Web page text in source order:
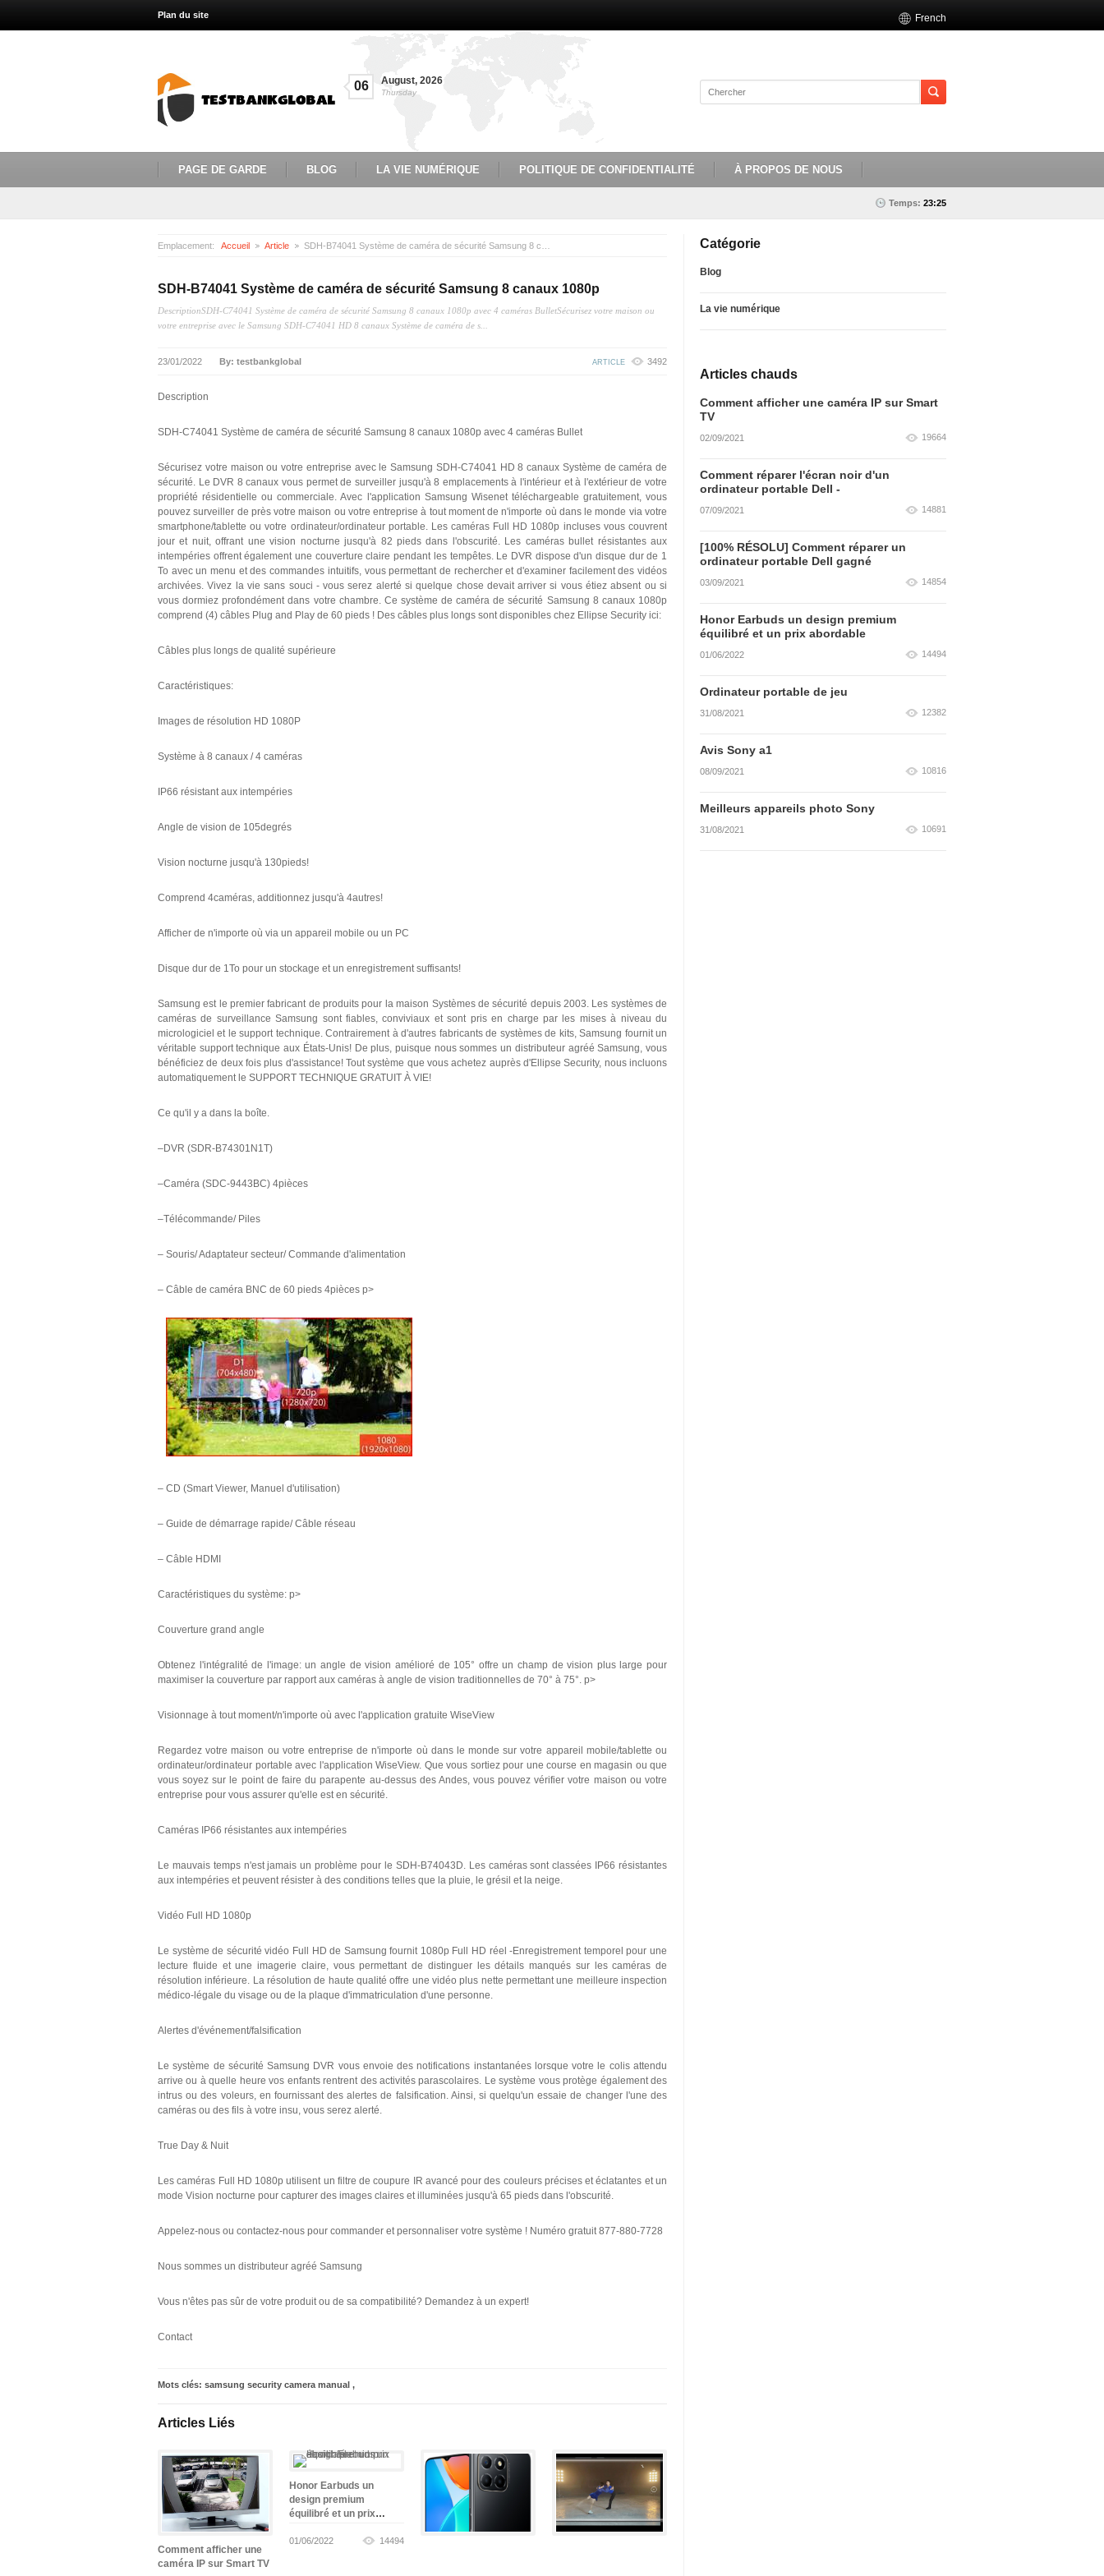
Plan du site French
06 August, 2026
Thursday
PAGE DE GARDE BLOG LA VIE NUMÉRIQUE POLITIQUE DE CONFIDENTIALITÉ À PROPOS DE NOUS
Temps: 23:25
Emplacement: Accueil Article
SDH-B74041 Système de caméra de sécurité Samsung 8 canaux 1080p
DescriptionSDH-C74041 Système de caméra de sécurité Samsung 8 canaux 1080p avec 4 caméras BulletSécurisez votre maison ou
votre entreprise avec le Samsung SDH-C74041 HD 8 canaux Système de caméra de s...
23/01/2022 By: testbankglobal ARTICLE 3492
Description
SDH-C74041 Système de caméra de sécurité Samsung 8 canaux 1080p avec 4 caméras Bullet
Sécurisez votre maison ou votre entreprise avec le Samsung SDH-C74041 HD 8 canaux Système de caméra de
sécurité. Le DVR 8 canaux vous permet de surveiller jusqu'à 8 emplacements à l'intérieur et à l'extérieur de votre
propriété résidentielle ou commerciale. Avec l'application Samsung Wisenet téléchargeable gratuitement, vous
pouvez surveiller de près votre maison ou votre entreprise à tout moment de n'importe où dans le monde via votre
smartphone/tablette ou votre ordinateur/ordinateur portable. Les caméras Full HD 1080p incluses vous couvrent
jour et nuit, offrant une vision nocturne jusqu'à 82 pieds dans l'obscurité. Les caméras bullet résistantes aux
intempéries offrent également une couverture claire pendant les tempêtes. Le DVR dispose d'un disque dur de 1
To avec un menu et des commandes intuitifs, vous permettant de rechercher et d'examiner facilement des vidéos
archivées. Vivez la vie sans souci - vous serez alerté si quelque chose devait arriver si vous étiez absent ou si
vous dormiez profondément dans votre chambre. Ce système de caméra de sécurité Samsung 8 canaux 1080p
comprend (4) câbles Plug and Play de 60 pieds ! Des câbles plus longs sont disponibles chez Ellipse Security ici:
Câbles plus longs de qualité supérieure
Caractéristiques:
Images de résolution HD 1080P
Système à 8 canaux / 4 caméras
IP66 résistant aux intempéries
Angle de vision de 105degrés
Vision nocturne jusqu'à 130pieds!
Comprend 4caméras, additionnez jusqu'à 4autres!
Afficher de n'importe où via un appareil mobile ou un PC
Disque dur de 1To pour un stockage et un enregistrement suffisants!
Samsung est le premier fabricant de produits pour la maison Systèmes de sécurité depuis 2003. Les systèmes de
caméras de surveillance Samsung sont fiables, conviviaux et sont pris en charge par les mises à niveau du
micrologiciel et le support technique. Contrairement à d'autres fabricants de systèmes de kits, Samsung fournit un
véritable support technique aux États-Unis! De plus, puisque nous sommes un distributeur agréé Samsung, vous
bénéficiez de deux fois plus d'assistance! Tout système que vous achetez auprès d'Ellipse Security, nous incluons
automatiquement le SUPPORT TECHNIQUE GRATUIT À VIE!
Ce qu'il y a dans la boîte.
–DVR (SDR-B74301N1T)
–Caméra (SDC-9443BC) 4pièces
–Télécommande/ Piles
– Souris/ Adaptateur secteur/ Commande d'alimentation
– Câble de caméra BNC de 60 pieds 4pièces p>
– CD (Smart Viewer, Manuel d'utilisation)
– Guide de démarrage rapide/ Câble réseau
– Câble HDMI
Caractéristiques du système: p>
Couverture grand angle
Obtenez l'intégralité de l'image: un angle de vision amélioré de 105° offre un champ de vision plus large pour
maximiser la couverture par rapport aux caméras à angle de vision traditionnelles de 70° à 75°. p>
Visionnage à tout moment/n'importe où avec l'application gratuite WiseView
Regardez votre maison ou votre entreprise de n'importe où dans le monde sur votre appareil mobile/tablette ou
ordinateur/ordinateur portable avec l'application WiseView. Que vous sortiez pour une course en magasin ou que
vous soyez sur le point de faire du parapente au-dessus des Andes, vous pouvez vérifier votre maison ou votre
entreprise pour vous assurer qu'elle est en sécurité.
Caméras IP66 résistantes aux intempéries
Le mauvais temps n'est jamais un problème pour le SDH-B74043D. Les caméras sont classées IP66 résistantes
aux intempéries et peuvent résister à des conditions telles que la pluie, le grésil et la neige.
Vidéo Full HD 1080p
Le système de sécurité vidéo Full HD de Samsung fournit 1080p Full HD réel -Enregistrement temporel pour une
lecture fluide et une imagerie claire, vous permettant de distinguer les détails manqués sur les caméras de
résolution inférieure. La résolution de haute qualité offre une vidéo plus nette permettant une meilleure inspection
médico-légale du visage ou de la plaque d'immatriculation d'une personne.
Alertes d'événement/falsification
Le système de sécurité Samsung DVR vous envoie des notifications instantanées lorsque votre le colis attendu
arrive ou à quelle heure vos enfants rentrent des activités parascolaires. Le système vous protège également des
intrus ou des voleurs, en fournissant des alertes de falsification. Ainsi, si quelqu'un essaie de changer l'une des
caméras ou des fils à votre insu, vous serez alerté.
True Day & Nuit
Les caméras Full HD 1080p utilisent un filtre de coupure IR avancé pour des couleurs précises et éclatantes et un
mode Vision nocturne pour capturer des images claires et illuminées jusqu'à 65 pieds dans l'obscurité.
Appelez-nous ou contactez-nous pour commander et personnaliser votre système ! Numéro gratuit 877-880-7728
Nous sommes un distributeur agréé Samsung
Vous n'êtes pas sûr de votre produit ou de sa compatibilité? Demandez à un expert!
Contact
Mots clés: samsung security camera manual ,
Articles Liés
Comment afficher une
caméra IP sur Smart TV
Honor Earbuds un
design premium
équilibré et un prix
01/06/2022 14494
Catégorie
Blog
La vie numérique
Articles chauds
Comment afficher une caméra IP sur Smart
TV
02/09/2021 19664
Comment réparer l'écran noir d'un
ordinateur portable Dell -
07/09/2021 14881
[100% RÉSOLU] Comment réparer un
ordinateur portable Dell gagné
03/09/2021 14854
Honor Earbuds un design premium
équilibré et un prix abordable
01/06/2022 14494
Ordinateur portable de jeu
31/08/2021 12382
Avis Sony a1
08/09/2021 10816
Meilleurs appareils photo Sony
31/08/2021 10691